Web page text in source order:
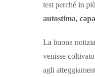
test perché in
autostima,
La buona
venisse
agli